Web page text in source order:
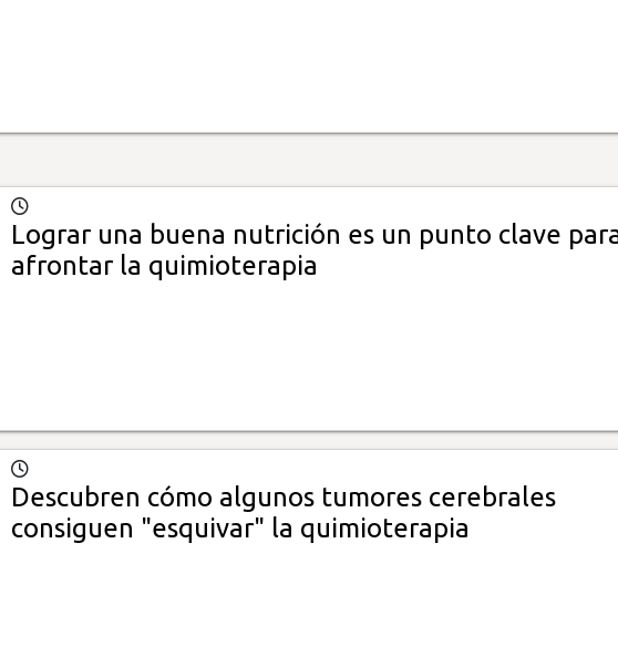
Lograr una buena nutrición es un punto clave
afrontar la quimioterapia
Descubren cómo algunos tumores cerebrales
consiguen "esquivar" la quimioterapia